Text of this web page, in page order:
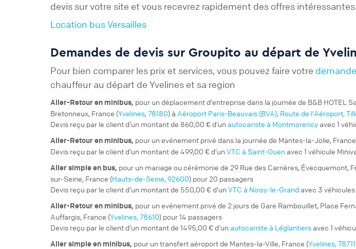
devis sur votre site et vous recevrez rapidement des offres intéressantes.
Location bus Versailles
Demandes de devis sur Groupito au départ de
Pour bien comparer les prix et services, vous pouvez faire votre
chauffeur au départ de Yvelines et sa region
Aller-Retouren minibus, pour undéplacement d'entreprise dans la journée de B&B HOTEL
Bretonneux, France (Yvelines, 78180) à Aéroport Paris-Beauvais (BVA), Route de l'Aéroport,
Devis reçu par le client d’un montant de 860,00 € d’un autocariste à Montmorency avec 1
Aller-Retouren minibus, pour unevénement privé dans la journée de Mantes-la-Jolie,
Devis reçu par le client d’un montant de 499,00 € d’unVTC à Saint-Ouen avec 1 véhicule
Aller simpleen bus, pour un mariage ou cérémonie de 29 Rue des Carrières, Évecquemont,
sur-Seine, France (Hauts-de-Seine, 92600) pour 20 passagers
Devis reçu par le client d’un montant de 550,00 € d’unVTC à Noisy-le-Grand avec 3
Aller-Retouren minibus, pour unevénement privé de 2 jours de Gare Rambouillet, Place
Auffargis, France (Yvelines, 78610) pour 14 passagers
Devis reçu par le client d’un montant de 1495,00 € d’un autocariste à Léglantiers avec 1
Aller simpleen minibus, pour untransfert aéroportde Mantes-la-Ville, France (Yvelines, 78711